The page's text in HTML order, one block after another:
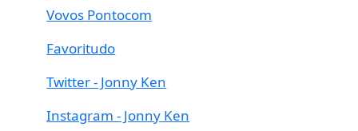
Vovos Pontocom
Favoritudo
Twitter - Jonny Ken
Instagram - Jonny Ken